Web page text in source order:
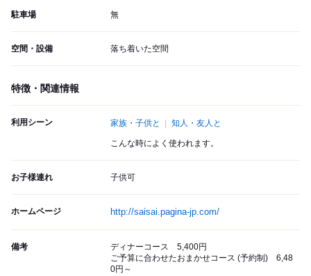
駐車場 無
空間・設備 落ち着いた空間
特徴・関連情報
利用シーン 家族・子供と 知人・友人と
こんな時によく使われます。
お子様連れ 子供可
ホームページ http://saisai.pagina-jp.com/
備考
ディナーコース 5,400円
ご予算に合わせたおまかせコース (予約制) 6,48
0円～